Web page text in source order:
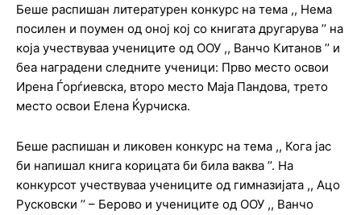
Беше распишан литературен конкурс на тема ,, Нема
посилен и поумен од оној кој со книгата другарува ’’ на
која учествуваа учениците од ООУ ,, Ванчо Китанов ’’ и
беа наградени следните ученици: Прво место освои
Ирена Ѓорѓиевска, второ место Маја Пандова, трето
место освои Елена Ќурчиска.
Беше распишан и ликовен конкурс на тема ,, Кога јас
би напишал книга корицата би била ваква ’’. На
конкурсот учествуваа учениците од гимназијата ,, Ацо
Русковски ’’ – Берово и учениците од ООУ ,, Ванчо